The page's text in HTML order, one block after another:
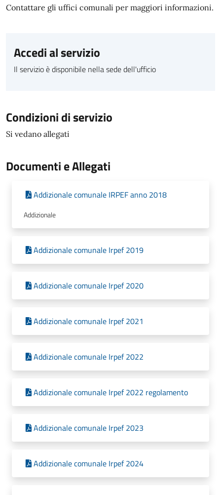
Contattare gli uffici comunali per maggiori informazioni.
Accedi al servizio
Il servizio è disponibile nella sede dell'ufficio
Condizioni di servizio
Si vedano allegati
Documenti e Allegati
Addizionale comunale IRPEF anno 2018
Addizionale
Addizionale comunale Irpef 2019
Addizionale comunale Irpef 2020
Addizionale comunale Irpef 2021
Addizionale comunale Irpef 2022
Addizionale comunale Irpef 2022 regolamento
Addizionale comunale Irpef 2023
Addizionale comunale Irpef 2024